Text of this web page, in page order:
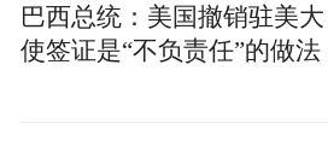
巴西总统：美国撤销驻美大
使签证是“不负责任”的做法